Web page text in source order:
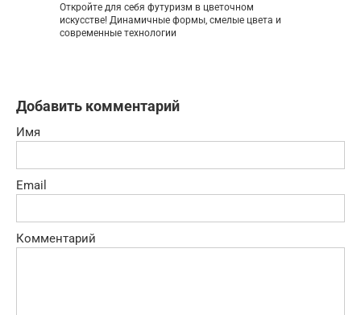
Откройте для себя футуризм в цветочном
искусстве! Динамичные формы, смелые цвета и
современные технологии
Добавить комментарий
Имя
Email
Комментарий